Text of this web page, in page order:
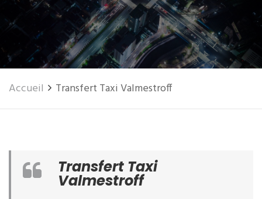
Accueil Transfert Taxi Valmestroff
Transfert Taxi
Valmestroff